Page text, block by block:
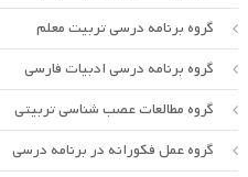
گروه برنامه درسی تربیت معلم
گروه برنامه درسی ادبیات فارسی
گروه مطالعات عصب شناسی تربیتی
گروه عمل فکورانه در برنامه درسی